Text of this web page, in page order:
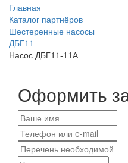
Главная
Каталог партнёров
Шестеренные насосы
ДБГ11
Насос ДБГ11-11А
Оформить